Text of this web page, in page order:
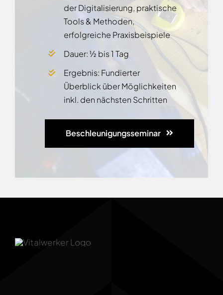
der Digitalisierung, praktische
Tools & Methoden,
erfolgreiche Praxisbeispiele
Dauer: ½ bis 1 Tag
Ergebnis: Fundierter
Überblick über Möglichkeiten
inkl. den nächsten Schritten
Beschleunigungsseminar